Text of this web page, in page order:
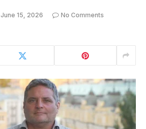
June 15, 2026
No Comments